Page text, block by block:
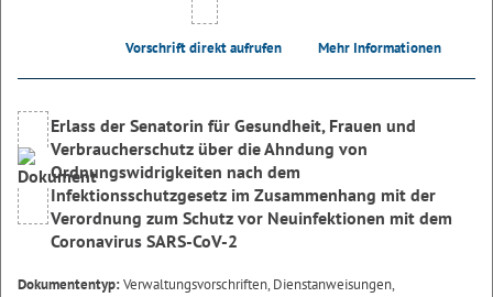
Vorschrift direkt aufrufen Mehr Informationen
Erlass der Senatorin für Gesundheit, Frauen und
Verbraucherschutz über die Ahndung von
Ordnungswidrigkeiten nach dem
Infektionsschutzgesetz im Zusammenhang mit der
Verordnung zum Schutz vor Neuinfektionen mit dem
Coronavirus SARS-CoV-2
Dokumententyp:Verwaltungsvorschriften, Dienstanweisungen,